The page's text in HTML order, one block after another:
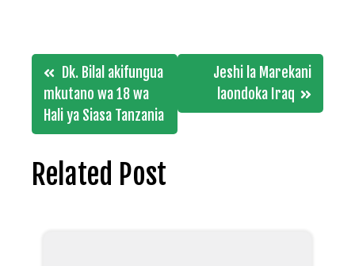
Post
navigation
Dk. Bilal akifungua
mkutano wa 18 wa
Hali ya Siasa Tanzania
Jeshi la Marekani
laondoka Iraq
Related Post